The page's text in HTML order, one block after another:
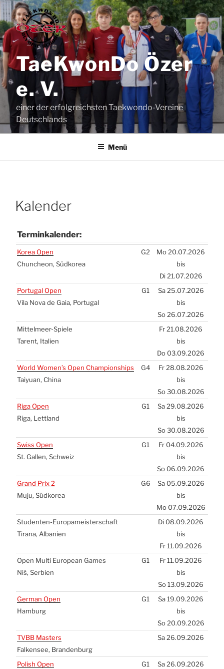
Zum
Inhalt
springen
TaeKwonDo Özer
e. V.
einer der erfolgreichsten Taekwondo-Vereine
Deutschlands
Menü
Kalen­der
Ter­min­ka­len­der:
Ter­min­ka­len­der:
Korea Open
Chun­che­on, Süd­ko­rea
G2
Mo 20.07.2026
bis
Di 21.07.2026
Por­tu­gal Open
Vila Nova de Gaia, Por­tu­gal
G1
Sa 25.07.2026
bis
So 26.07.2026
Mit­tel­meer-Spie­le
Tarent, Ita­li­en
Fr 21.08.2026
bis
Do 03.09.2026
World Women’s Open Cham­pion­ships
Tai­yu­an, Chi­na
G4
Fr 28.08.2026
bis
So 30.08.2026
Riga Open
Riga, Lett­land
G1
Sa 29.08.2026
bis
So 30.08.2026
Swiss Open
St. Gal­len, Schweiz
G1
Fr 04.09.2026
bis
So 06.09.2026
Grand Prix 2
Muju, Süd­ko­rea
G6
Sa 05.09.2026
bis
Mo 07.09.2026
Stu­den­ten-Euro­pa­meis­ter­schaft
Tira­na, Alba­ni­en
Di 08.09.2026
bis
Fr 11.09.2026
Open Mul­ti Euro­pean Games
Niš, Ser­bi­en
G1
Fr 11.09.2026
bis
So 13.09.2026
Ger­man Open
Ham­burg
G1
Sa 19.09.2026
bis
So 20.09.2026
TVBB Mas­ters
Fal­ken­see, Bran­den­burg
Sa 26.09.2026
Polish Open
G1
Sa 26.09.2026